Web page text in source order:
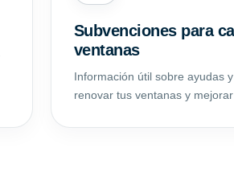
Subvenciones para
ventanas
Información útil sobre ayudas
renovar tus ventanas y mejorar